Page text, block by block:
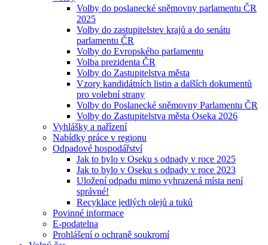
Volby do poslanecké sněmovny parlamentu ČR
2025
Volby do zastupitelstev krajů a do senátu
parlamentu ČR
Volby do Evropského parlamentu
Volba prezidenta ČR
Volby do Zastupitelstva města
Vzory kandidátních listin a dalších dokumentů
pro volební strany
Volby do Poslanecké sněmovny Parlamentu ČR
Volby do Zastupitelstva města Oseka 2026
Vyhlášky a nařízení
Nabídky práce v regionu
Odpadové hospodářství
Jak to bylo v Oseku s odpady v roce 2025
Jak to bylo v Oseku s odpady v roce 2023
Uložení odpadu mimo vyhrazená místa není
správné!
Recyklace jedlých olejů a tuků
Povinné informace
E-podatelna
Prohlášení o ochraně soukromí